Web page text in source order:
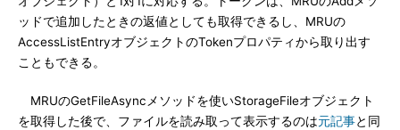
ッドで追加したときの返値としても取得できるし、MRUの
AccessListEntryオブジェクトのTokenプロパティから取り出す
こともできる。
MRUのGetFileAsyncメソッドを使いStorageFileオブジェクト
を取得した後で、ファイルを読み取って表示するのは元記事と同